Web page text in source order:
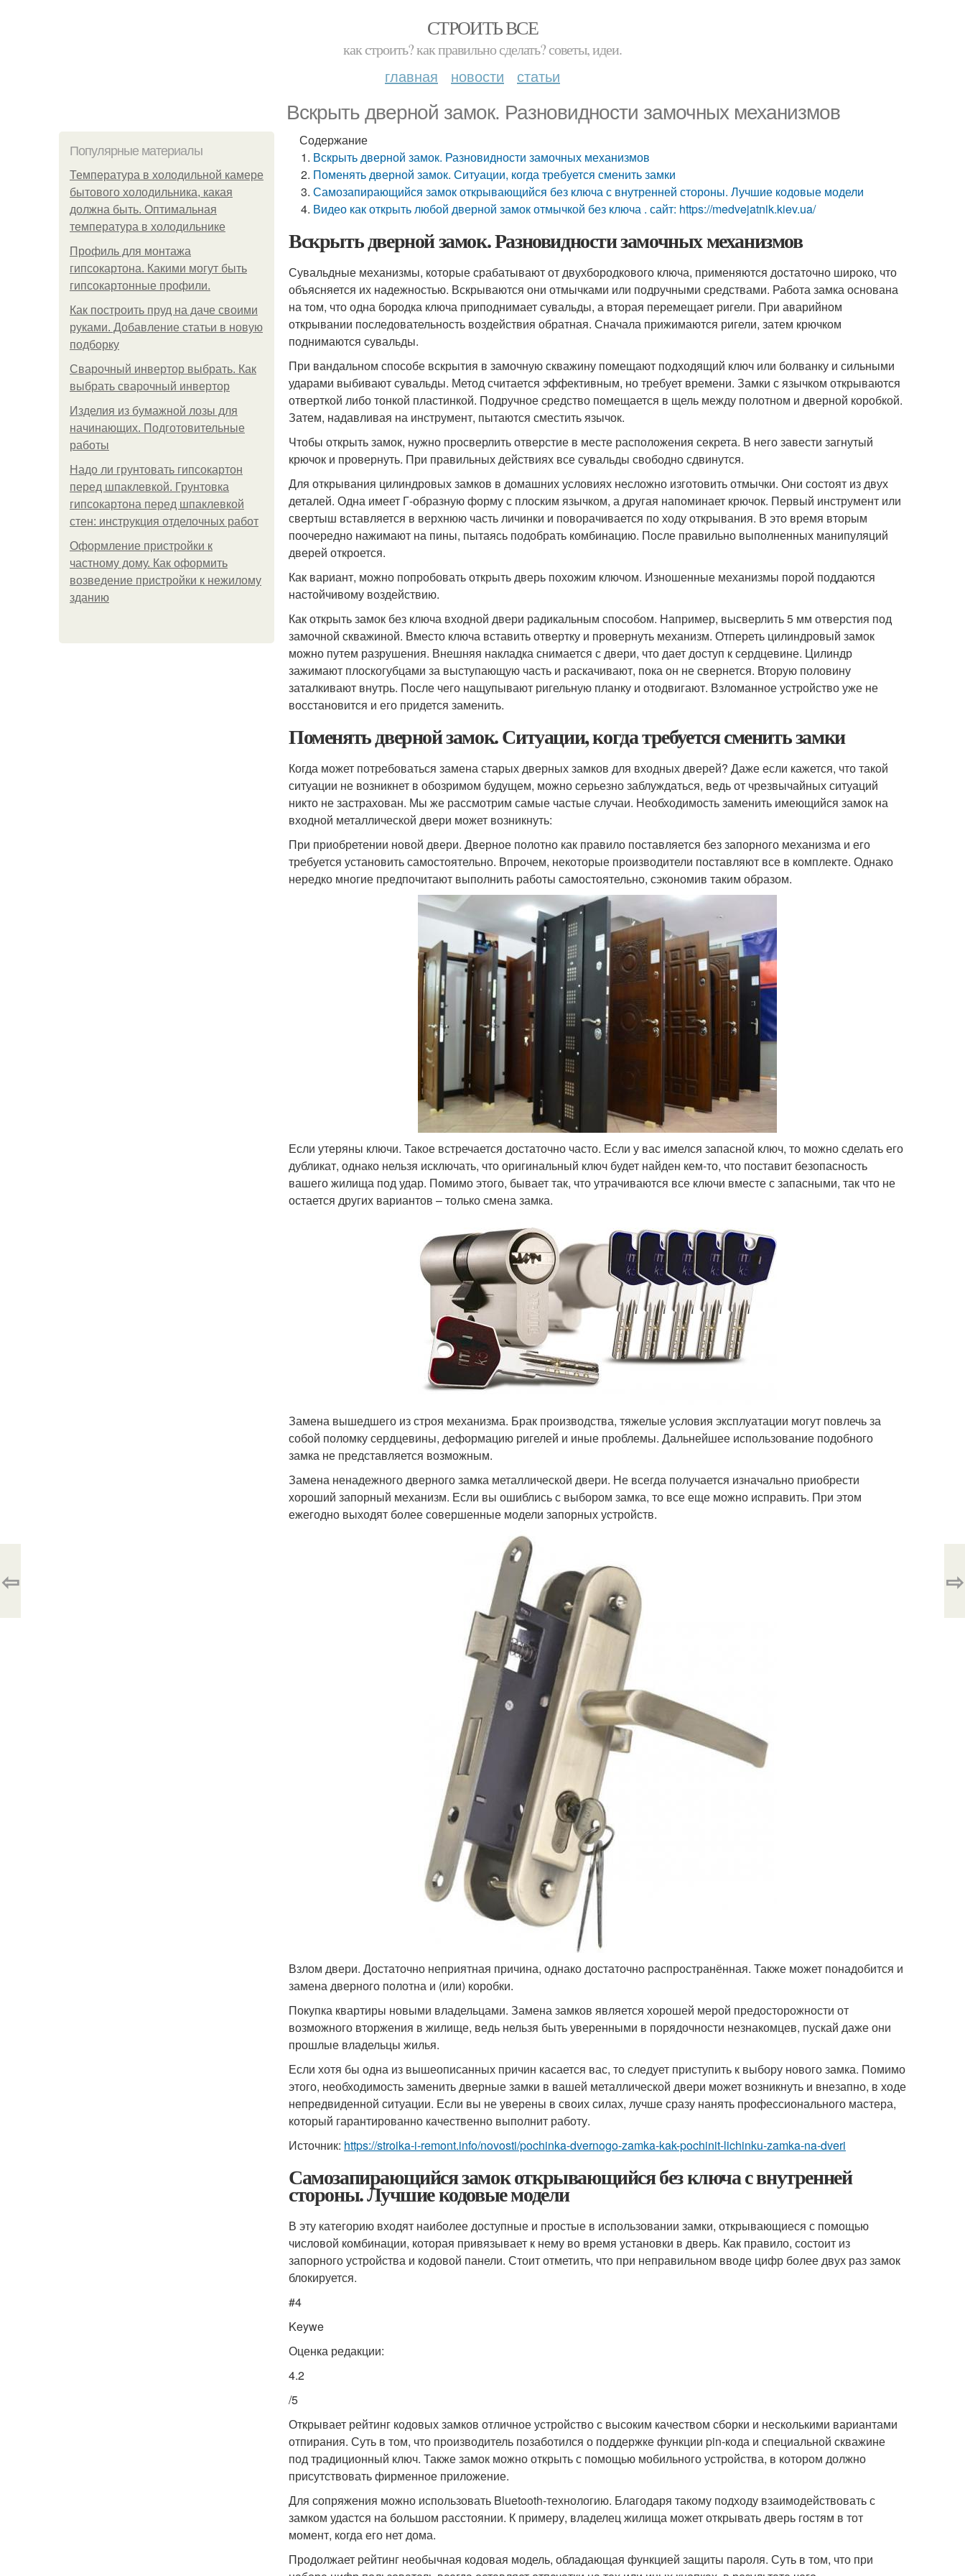
СТРОИТЬ ВСЕ
как строить? как правильно сделать? советы, идеи.
главная новости статьи
Вскрыть дверной замок. Разновидности замочных механизмов
Популярные материалы
Температура в холодильной камере
бытового холодильника, какая
должна быть. Оптимальная
температура в холодильнике
Профиль для монтажа
гипсокартона. Какими могут быть
гипсокартонные профили.
Как построить пруд на даче своими
руками. Добавление статьи в новую
подборку
Сварочный инвертор выбрать. Как
выбрать сварочный инвертор
Изделия из бумажной лозы для
начинающих. Подготовительные
работы
Надо ли грунтовать гипсокартон
перед шпаклевкой. Грунтовка
гипсокартона перед шпаклевкой
стен: инструкция отделочных работ
Оформление пристройки к
частному дому. Как оформить
возведение пристройки к нежилому
зданию
Содержание
Вскрыть дверной замок. Разновидности замочных механизмов
Поменять дверной замок. Ситуации, когда требуется сменить замки
Самозапирающийся замок открывающийся без ключа с внутренней стороны. Лучшие кодовые модели
Видео как открыть любой дверной замок отмычкой без ключа . сайт: https://medvejatnik.kiev.ua/
Вскрыть дверной замок. Разновидности замочных механизмов
Сувальдные механизмы, которые срабатывают от двухбородкового ключа, применяются достаточно широко, что
объясняется их надежностью. Вскрываются они отмычками или подручными средствами. Работа замка основана
на том, что одна бородка ключа приподнимает сувальды, а вторая перемещает ригели. При аварийном
открывании последовательность воздействия обратная. Сначала прижимаются ригели, затем крючком
поднимаются сувальды.
При вандальном способе вскрытия в замочную скважину помещают подходящий ключ или болванку и сильными
ударами выбивают сувальды. Метод считается эффективным, но требует времени. Замки с язычком открываются
отверткой либо тонкой пластинкой. Подручное средство помещается в щель между полотном и дверной коробкой.
Затем, надавливая на инструмент, пытаются сместить язычок.
Чтобы открыть замок, нужно просверлить отверстие в месте расположения секрета. В него завести загнутый
крючок и провернуть. При правильных действиях все сувальды свободно сдвинутся.
Для открывания цилиндровых замков в домашних условиях несложно изготовить отмычки. Они состоят из двух
деталей. Одна имеет Г-образную форму с плоским язычком, а другая напоминает крючок. Первый инструмент или
свертыш вставляется в верхнюю часть личинки и поворачивается по ходу открывания. В это время вторым
поочередно нажимают на пины, пытаясь подобрать комбинацию. После правильно выполненных манипуляций
дверей откроется.
Как вариант, можно попробовать открыть дверь похожим ключом. Изношенные механизмы порой поддаются
настойчивому воздействию.
Как открыть замок без ключа входной двери радикальным способом. Например, высверлить 5 мм отверстия под
замочной скважиной. Вместо ключа вставить отвертку и провернуть механизм. Отпереть цилиндровый замок
можно путем разрушения. Внешняя накладка снимается с двери, что дает доступ к сердцевине. Цилиндр
зажимают плоскогубцами за выступающую часть и раскачивают, пока он не свернется. Вторую половину
заталкивают внутрь. После чего нащупывают ригельную планку и отодвигают. Взломанное устройство уже не
восстановится и его придется заменить.
Поменять дверной замок. Ситуации, когда требуется сменить замки
Когда может потребоваться замена старых дверных замков для входных дверей? Даже если кажется, что такой
ситуации не возникнет в обозримом будущем, можно серьезно заблуждаться, ведь от чрезвычайных ситуаций
никто не застрахован. Мы же рассмотрим самые частые случаи. Необходимость заменить имеющийся замок на
входной металлической двери может возникнуть:
При приобретении новой двери. Дверное полотно как правило поставляется без запорного механизма и его
требуется установить самостоятельно. Впрочем, некоторые производители поставляют все в комплекте. Однако
нередко многие предпочитают выполнить работы самостоятельно, сэкономив таким образом.
Если утеряны ключи. Такое встречается достаточно часто. Если у вас имелся запасной ключ, то можно сделать его
дубликат, однако нельзя исключать, что оригинальный ключ будет найден кем-то, что поставит безопасность
вашего жилища под удар. Помимо этого, бывает так, что утрачиваются все ключи вместе с запасными, так что не
остается других вариантов – только смена замка.
Замена вышедшего из строя механизма. Брак производства, тяжелые условия эксплуатации могут повлечь за
собой поломку сердцевины, деформацию ригелей и иные проблемы. Дальнейшее использование подобного
замка не представляется возможным.
Замена ненадежного дверного замка металлической двери. Не всегда получается изначально приобрести
хороший запорный механизм. Если вы ошиблись с выбором замка, то все еще можно исправить. При этом
ежегодно выходят более совершенные модели запорных устройств.
Взлом двери. Достаточно неприятная причина, однако достаточно распространённая. Также может понадобится и
замена дверного полотна и (или) коробки.
Покупка квартиры новыми владельцами. Замена замков является хорошей мерой предосторожности от
возможного вторжения в жилище, ведь нельзя быть уверенными в порядочности незнакомцев, пускай даже они
прошлые владельцы жилья.
Если хотя бы одна из вышеописанных причин касается вас, то следует приступить к выбору нового замка. Помимо
этого, необходимость заменить дверные замки в вашей металлической двери может возникнуть и внезапно, в ходе
непредвиденной ситуации. Если вы не уверены в своих силах, лучше сразу нанять профессионального мастера,
который гарантированно качественно выполнит работу.
Источник: https://stroika-i-remont.info/novosti/pochinka-dvernogo-zamka-kak-pochinit-lichinku-zamka-na-dveri
Самозапирающийся замок открывающийся без ключа с внутренней
стороны. Лучшие кодовые модели
В эту категорию входят наиболее доступные и простые в использовании замки, открывающиеся с помощью
числовой комбинации, которая привязывает к нему во время установки в дверь. Как правило, состоит из
запорного устройства и кодовой панели. Стоит отметить, что при неправильном вводе цифр более двух раз замок
блокируется.
#4
Keywe
Оценка редакции:
4.2
/5
Открывает рейтинг кодовых замков отличное устройство с высоким качеством сборки и несколькими вариантами
отпирания. Суть в том, что производитель позаботился о поддержке функции pin-кода и специальной скважине
под традиционный ключ. Также замок можно открыть с помощью мобильного устройства, в котором должно
присутствовать фирменное приложение.
Для сопряжения можно использовать Bluetooth-технологию. Благодаря такому подходу взаимодействовать с
замком удастся на большом расстоянии. К примеру, владелец жилища может открывать дверь гостям в тот
момент, когда его нет дома.
Продолжает рейтинг необычная кодовая модель, обладающая функцией защиты пароля. Суть в том, что при
⇦ ⇨